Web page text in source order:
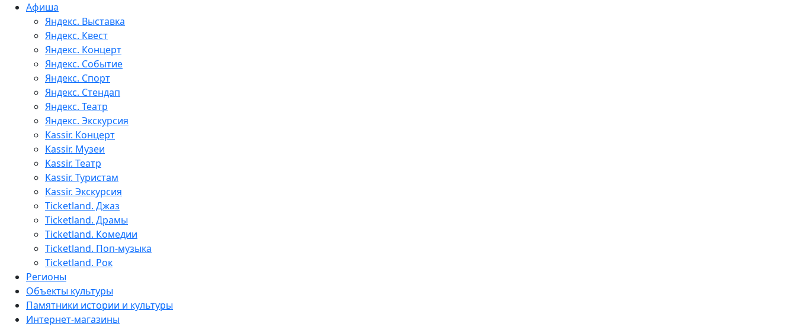
Афиша
Яндекс. Выставка
Яндекс. Квест
Яндекс. Концерт
Яндекс. Событие
Яндекс. Спорт
Яндекс. Стендап
Яндекс. Театр
Яндекс. Экскурсия
Kassir. Концерт
Kassir. Музеи
Kassir. Театр
Kassir. Туристам
Kassir. Экскурсия
Ticketland. Джаз
Ticketland. Драмы
Ticketland. Комедии
Ticketland. Поп-музыка
Ticketland. Рок
Регионы
Объекты культуры
Памятники истории и культуры
Интернет-магазины